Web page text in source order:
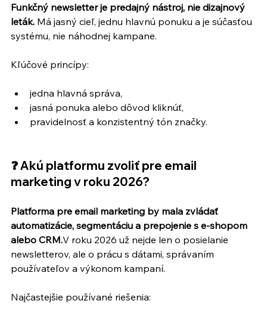
Funkčný newsletter je predajný nástroj, nie dizajnový
leták. Má jasný cieľ, jednu hlavnú ponuku a je súčasťou
systému, nie náhodnej kampane.
Kľúčové princípy:
jedna hlavná správa,
jasná ponuka alebo dôvod kliknúť,
pravidelnosť a konzistentný tón značky.
❓ Akú platformu zvoliť pre email
marketing v roku 2026?
Platforma pre email marketing by mala zvládať
automatizácie, segmentáciu a prepojenie s e-shopom
alebo CRM.V roku 2026 už nejde len o posielanie
newsletterov, ale o prácu s dátami, správaním
používateľov a výkonom kampaní.
Najčastejšie používané riešenia: